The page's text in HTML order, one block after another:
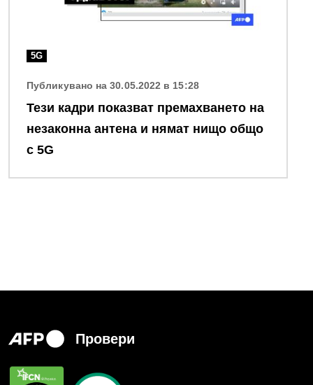
5G
Публикувано на 30.05.2022 в 15:28
Тези кадри показват премахването на
незаконна антена и нямат нищо общо
с 5G
Провери